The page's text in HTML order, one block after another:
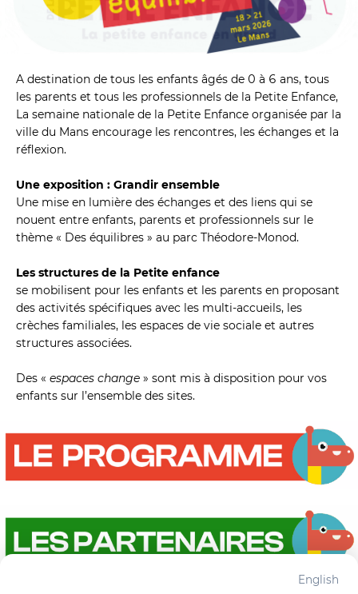
A destination de tous les enfants âgés de 0 à 6 ans, tous
les parents et tous les professionnels de la Petite Enfance,
La semaine nationale de la Petite Enfance organisée par la
ville du Mans encourage les rencontres, les échanges et la
réflexion.
Une exposition : Grandir ensemble
Une mise en lumière des échanges et des liens qui se
nouent entre enfants, parents et professionnels sur le
thème « Des équilibres » au parc Théodore-Monod.
Les structures de la Petite enfance
se mobilisent pour les enfants et les parents en proposant
des activités spécifiques avec les multi-accueils, les
crèches familiales, les espaces de vie sociale et autres
structures associées.
Des « espaces change » sont mis à disposition pour vos
enfants sur l’ensemble des sites.
English